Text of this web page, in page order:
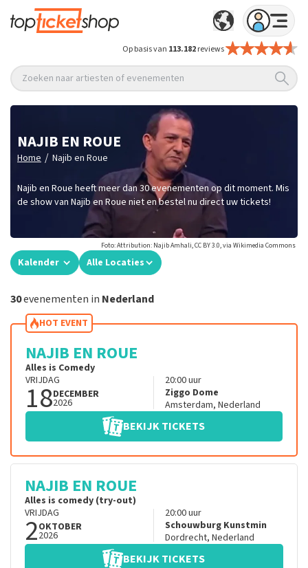
Op basis van 113.182reviews
Zoeken naar artiesten of evenementen
NAJIB EN ROUE
Home / Najib en Roue
Najib en Roue heeft meer dan 30 evenementen op dit moment. Mis
de show van Najib en Roue niet en bestel nu direct uw tickets!
Foto: Attribution: Najib Amhali, CC BY 3.0, via Wikimedia Commons
Kalender Alle Locaties
30evenementen in Nederland
HOT EVENT
NAJIB EN ROUE
Alles is Comedy
VRIJDAG
18DECEMBER
2026
20:00uur
Ziggo Dome
Amsterdam, Nederland
BEKIJK TICKETS
NAJIB EN ROUE
Alles is comedy (try-out)
VRIJDAG
2OKTOBER
2026
20:00uur
Schouwburg Kunstmin
Dordrecht, Nederland
BEKIJK TICKETS